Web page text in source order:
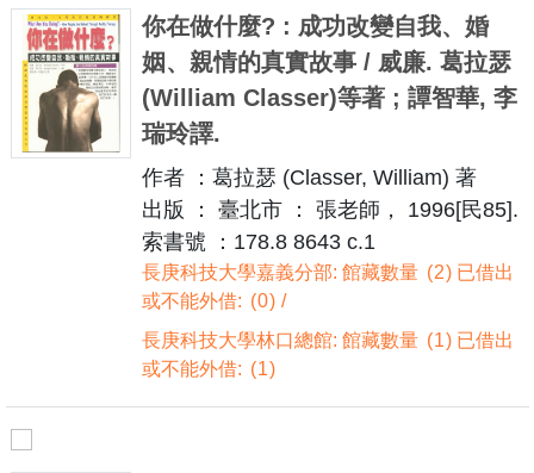
你在做什麼? : 成功改變自我、婚
姻、親情的真實故事 / 威廉. 葛拉瑟
(William Classer)等著 ; 譚智華, 李
瑞玲譯.
作者 ：葛拉瑟 (Classer, William) 著
出版 ： 臺北市 ： 張老師， 1996[民85].
索書號 ：178.8 8643 c.1
長庚科技大學嘉義分部: 館藏數量 2 已借出
或不能外借:
0
長庚科技大學林口總館: 館藏數量
1 已借出
或不能外借:
1